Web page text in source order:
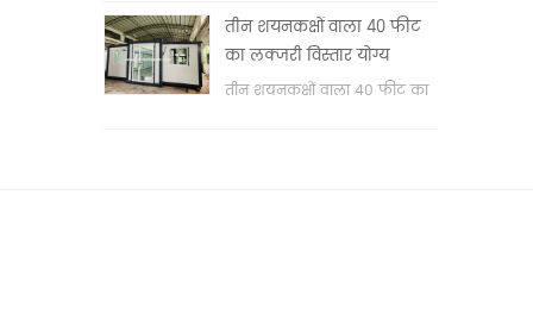
वॉश बेसिन & nbsp;
तीन शयनकक्षों वाला 40 फीट
का लक्जरी विस्तार योग्य
कंटेनर हाउस
तीन शयनकक्षों वाला 40 फीट का